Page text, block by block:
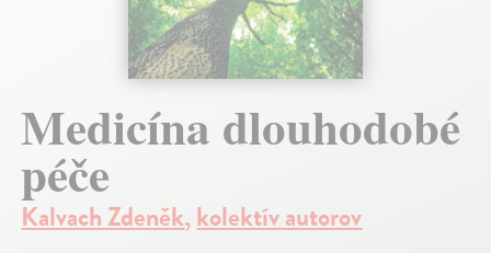
Medicína dlouhodobé
péče
Kalvach Zdeněk,kolektív autorov